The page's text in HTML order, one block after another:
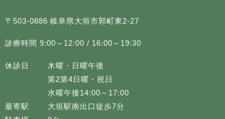
〒503-0886 岐阜県大垣市郭町東2-27
診療時間 9:00～12:00 / 16:00～19:30
休診日
木曜・日曜午後
第2第4日曜・祝日
水曜午後14:00～17:00
最寄駅
大垣駅南出口徒歩7分